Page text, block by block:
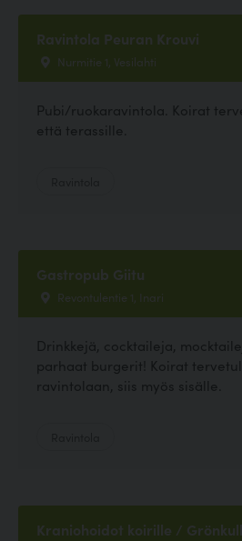
Ravintola Peuran Krouvi
Nurmitie 1, Vesilahti
Pubi/ruokaravintola. Koirat
että terassille.
Gastropub Giitu
Revontulentie 1, Inari
Drinkkejä, cocktaileja,
parhaat burgerit! Koirat
ravintolaan, siis myös sisälle.
Kraniohoidot koirille /